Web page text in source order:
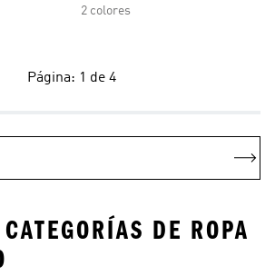
2 colores
Página: 1 de 4
DE ROPA